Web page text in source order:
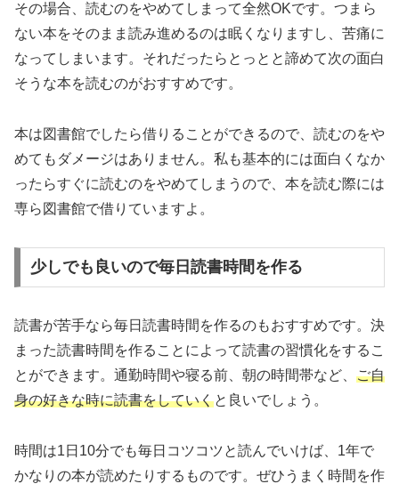
その場合、読むのをやめてしまって全然OKです。つまら
ない本をそのまま読み進めるのは眠くなりますし、苦痛に
なってしまいます。それだったらとっとと諦めて次の面白
そうな本を読むのがおすすめです。
本は図書館でしたら借りることができるので、読むのをや
めてもダメージはありません。私も基本的には面白くなか
ったらすぐに読むのをやめてしまうので、本を読む際には
専ら図書館で借りていますよ。
少しでも良いので毎日読書時間を作る
読書が苦手なら毎日読書時間を作るのもおすすめです。決
まった読書時間を作ることによって読書の習慣化をするこ
とができます。通勤時間や寝る前、朝の時間帯など、 ご自
身の好きな時に読書をしていくと良いでしょう。
時間は1日10分でも毎日コツコツと読んでいけば、1年で
かなりの本が読めたりするものです。ぜひうまく時間を作